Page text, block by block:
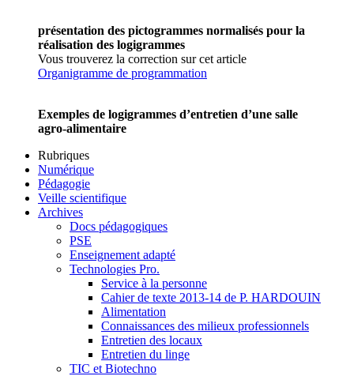
présentation des pictogrammes normalisés pour la
réalisation des logigrammes
Vous trouverez la correction sur cet article
Organigramme de programmation
Exemples de logigrammes d’entretien d’une salle
agro-alimentaire
Rubriques
Numérique
Pédagogie
Veille scientifique
Archives
Docs pédagogiques
PSE
Enseignement adapté
Technologies Pro.
Service à la personne
Cahier de texte 2013-14 de P. HARDOUIN
Alimentation
Connaissances des milieux professionnels
Entretien des locaux
Entretien du linge
TIC et Biotechno